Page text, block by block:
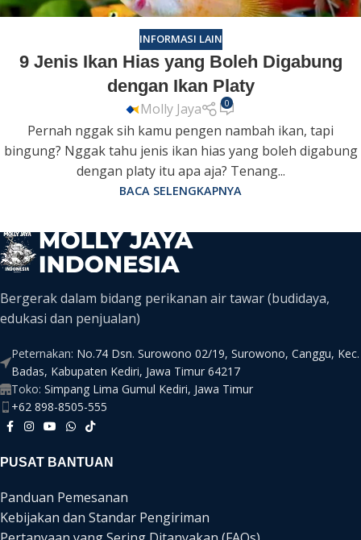
INFORMASI LAIN
9 Jenis Ikan Hias yang Boleh Digabung
dengan Ikan Platy
Molly Jaya 0
Pernah nggak sih kamu pengen nambah ikan, tapi
bingung? Nggak tahu jenis ikan hias yang boleh digabung
dengan platy itu apa aja? Tenang...
BACA SELENGKAPNYA
Bergerak dalam bidang perikanan air tawar (budidaya,
edukasi dan penjualan)
Peternakan: No.74 Dsn. Surowono 02/19, Surowono, Canggu, Kec.
Badas, Kabupaten Kediri, Jawa Timur 64217
Toko: Simpang Lima Gumul Kediri, Jawa Timur
+62 898-8505-555
PUSAT BANTUAN
Panduan Pemesanan
Kebijakan dan Standar Pengiriman